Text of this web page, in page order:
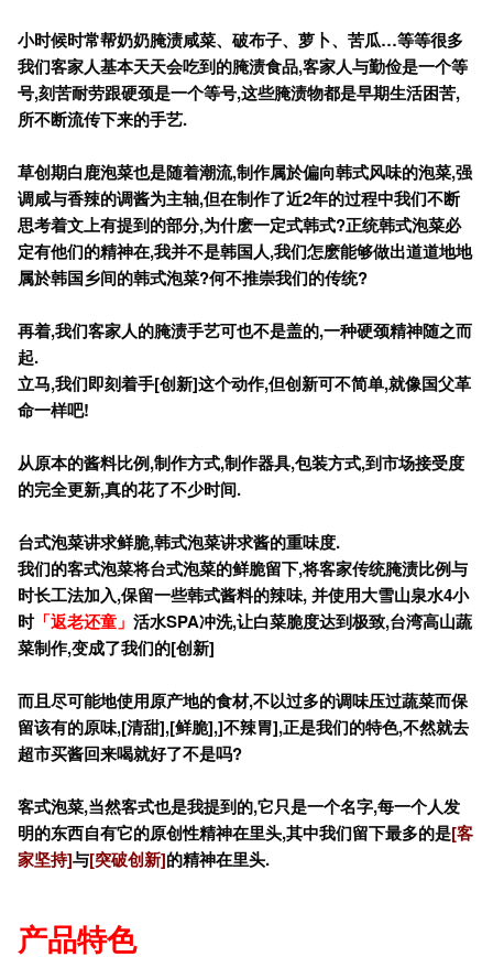
小时候时常帮奶奶腌渍咸菜、破布子、萝卜、苦瓜…等等很多
我们客家人基本天天会吃到的腌渍食品,客家人与勤俭是一个等
号,刻苦耐劳跟硬颈是一个等号,这些腌渍物都是早期生活困苦,
所不断流传下来的手艺.
草创期白鹿泡菜也是随着潮流,制作属於偏向韩式风味的泡菜,强
调咸与香辣的调酱为主轴,但在制作了近2年的过程中我们不断
思考着文上有提到的部分,为什麽一定式韩式?正统韩式泡菜必
定有他们的精神在,我并不是韩国人,我们怎麽能够做出道道地地
属於韩国乡间的韩式泡菜?何不推崇我们的传统?
再着,我们客家人的腌渍手艺可也不是盖的,一种硬颈精神随之而
起.
立马,我们即刻着手[创新]这个动作,但创新可不简单,就像国父革
命一样吧!
从原本的酱料比例,制作方式,制作器具,包装方式,到市场接受度
的完全更新,真的花了不少时间.
台式泡菜讲求鲜脆,韩式泡菜讲求酱的重味度.
我们的客式泡菜将台式泡菜的鲜脆留下,将客家传统腌渍比例与
时长工法加入,保留一些韩式酱料的辣味,并使用大雪山泉水4小
时「返老还童」 活水SPA冲洗,让白菜脆度达到极致,台湾高山蔬
菜制作,变成了我们的[创新]
而且尽可能地使用原产地的食材,不以过多的调味压过蔬菜而保
留该有的原味,[清甜],[鲜脆],]不辣胃],正是我们的特色,不然就去
超市买酱回来喝就好了不是吗?
客式泡菜,当然客式也是我提到的,它只是一个名字,每一个人发
明的东西自有它的原创性精神在里头,其中我们留下最多的是[客
家坚持]与[突破创新]的精神在里头.
产品特色